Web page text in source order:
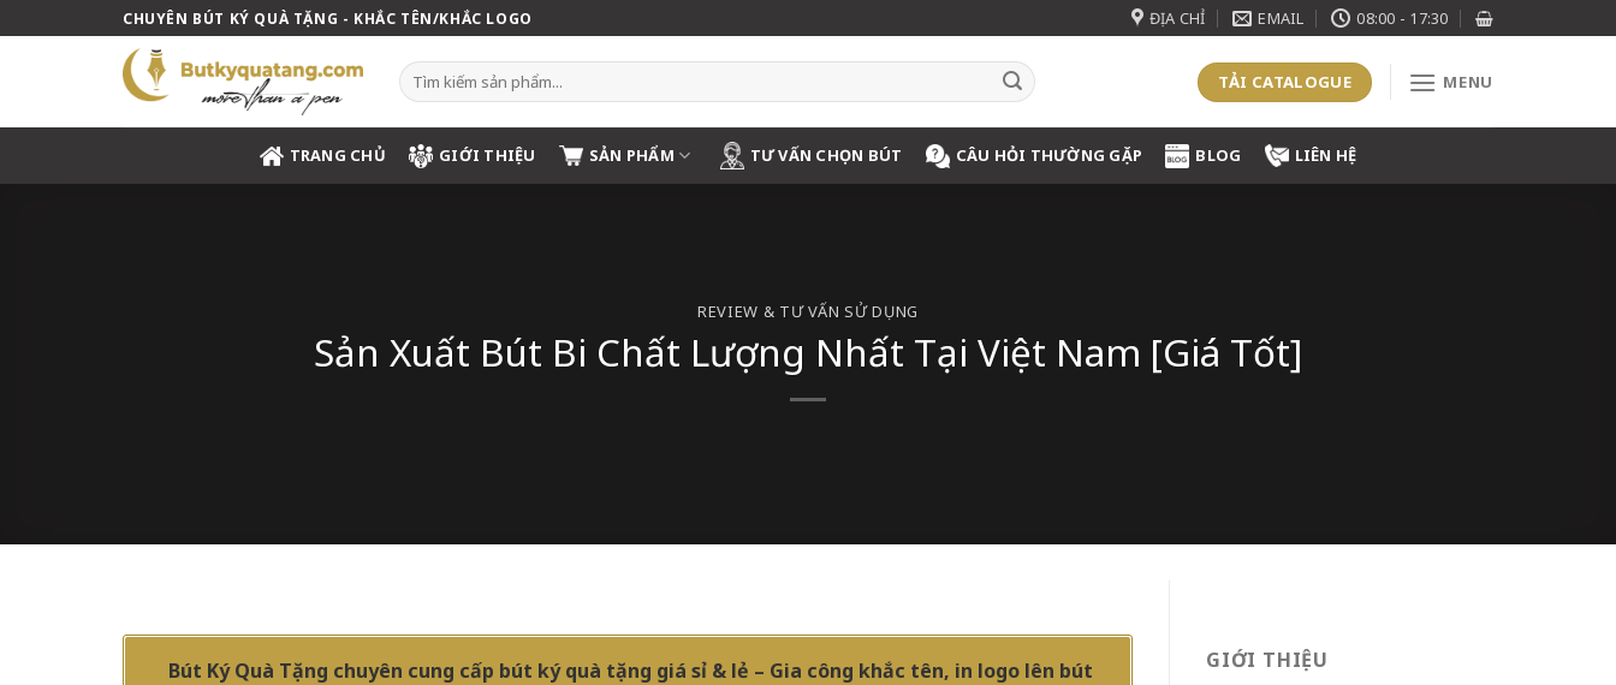
to
CHUYÊN BÚT KÝ QUÀ TẶNG - KHẮC TÊN/KHẮC LOGO ĐỊA CHỈ EMAIL 08:00 - 17:30
Tìm
kiếm:
TẢI CATALOGUE MENU
TRANG CHỦ GIỚI THIỆU SẢN PHẨM TƯ VẤN CHỌN BÚT CÂU HỎI THƯỜNG GẶP BLOG LIÊN HỆ
REVIEW & TƯ VẤN SỬ DỤNG
Sản Xuất Bút Bi Chất Lượng Nhất Tại Việt Nam [Giá Tốt]
Bút Ký Quà Tặng chuyên cung cấp bút ký quà tặng giá sỉ & lẻ – Gia công khắc tên, in logo lên bút
GIỚI THIỆU